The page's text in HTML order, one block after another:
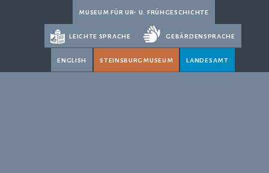
museum für ur- u. frühgeschichte
leichte sprache gebärdensprache
english steinsburgmuseum landesamt